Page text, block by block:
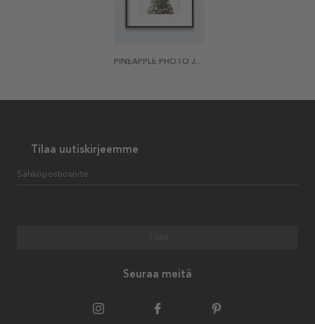
PINEAPPLE PHOTO JULISTE
Tilaa uutiskirjeemme
Sähköpostiosoite
Seuraa meitä